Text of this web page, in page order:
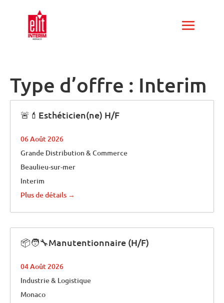
Type d’offre : Interim
🚨💄Esthéticien(ne) H/F
06 Août 2026
Grande Distribution & Commerce
Beaulieu-sur-mer
Interim
Plus de détails
📦🧑‍🔧Manutentionnaire (H/F)
04 Août 2026
Industrie & Logistique
Monaco